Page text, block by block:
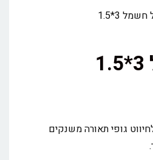
3*1.5
חשמל לבן 3*1.5 לחיווט גופי תאורה משנקים